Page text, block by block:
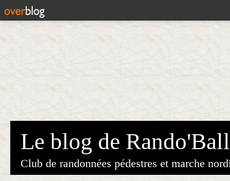
Le blog de Rando'Ball
Club de randonnées pédestres et marche